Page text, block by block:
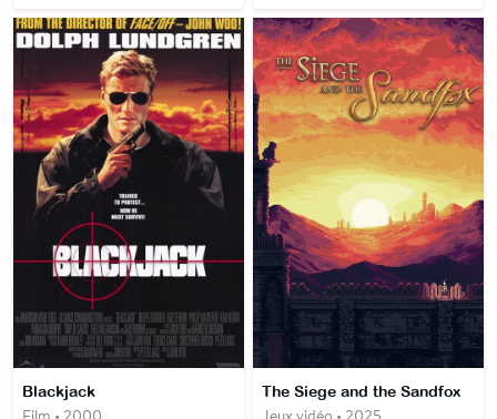
Blackjack The Siege and the Sandfox